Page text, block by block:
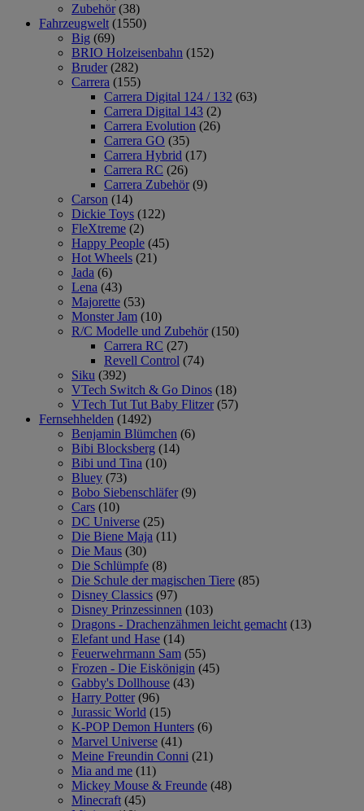
Zubehör (38)
Fahrzeugwelt (1550)
Big (69)
BRIO Holzeisenbahn (152)
Bruder (282)
Carrera (155)
Carrera Digital 124 / 132 (63)
Carrera Digital 143 (2)
Carrera Evolution (26)
Carrera GO (35)
Carrera Hybrid (17)
Carrera RC (26)
Carrera Zubehör (9)
Carson (14)
Dickie Toys (122)
FleXtreme (2)
Happy People (45)
Hot Wheels (21)
Jada (6)
Lena (43)
Majorette (53)
Monster Jam (10)
R/C Modelle und Zubehör (150)
Carrera RC (27)
Revell Control (74)
Siku (392)
VTech Switch & Go Dinos (18)
VTech Tut Tut Baby Flitzer (57)
Fernsehhelden (1492)
Benjamin Blümchen (6)
Bibi Blocksberg (14)
Bibi und Tina (10)
Bluey (73)
Bobo Siebenschläfer (9)
Cars (10)
DC Universe (25)
Die Biene Maja (11)
Die Maus (30)
Die Schlümpfe (8)
Die Schule der magischen Tiere (85)
Disney Classics (97)
Disney Prinzessinnen (103)
Dragons - Drachenzähmen leicht gemacht (13)
Elefant und Hase (14)
Feuerwehrmann Sam (55)
Frozen - Die Eiskönigin (45)
Gabby's Dollhouse (43)
Harry Potter (96)
Jurassic World (15)
K-POP Demon Hunters (6)
Marvel Universe (41)
Meine Freundin Conni (21)
Mia and me (11)
Mickey Mouse & Freunde (48)
Minecraft (45)